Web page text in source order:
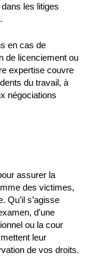
les litiges
en cas de
de licenciement ou
expertise couvre
du travail, à
négociations
assurer la
des victimes,
Qu’il s’agisse
d’une
ou la cour
leur
de vos droits.